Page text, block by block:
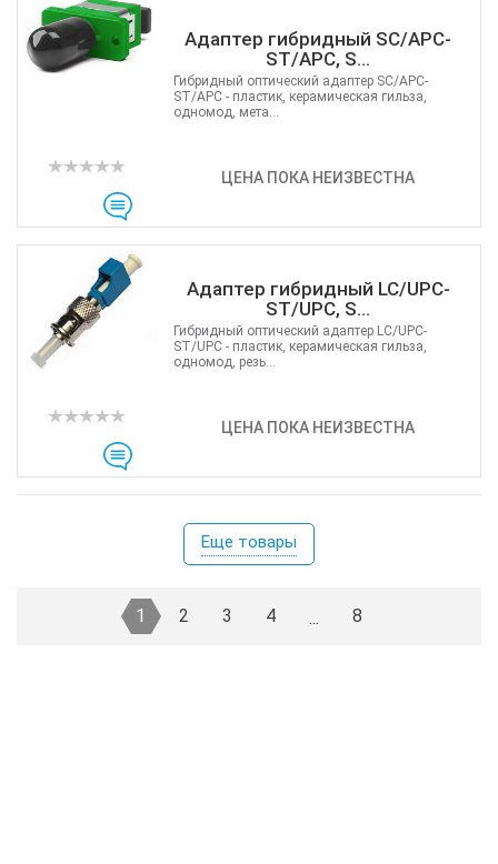
Адаптер гибридный SC/APC-
ST/APC, S...
ЦЕНА ПОКА НЕИЗВЕСТНА
Гибридный оптический адаптер SC/APC-
ST/APC - пластик, керамическая гильза,
одномод, мета...
Адаптер гибридный LC/UPC-
ST/UPC, S...
ЦЕНА ПОКА НЕИЗВЕСТНА
Гибридный оптический адаптер LC/UPC-
ST/UPC - пластик, керамическая гильза,
одномод, резь...
Еще товары
1 2 3 4 ... 8